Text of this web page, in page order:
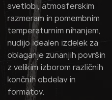
svetlobi, atmosferskim
razmeram in pomembnim
temperaturnim nihanjem,
nudijo idealen izdelek za
oblaganje zunanjih površin
z velikim izborom različnih
končnih obdelav in
formatov.